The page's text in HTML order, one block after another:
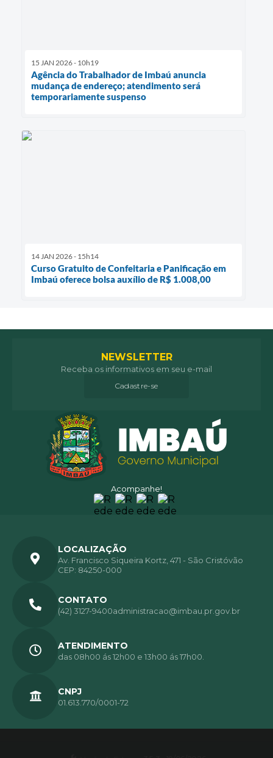
15 JAN 2026 - 10h19
Agência do Trabalhador de Imbaú anuncia
mudança de endereço; atendimento será
temporariamente suspenso
14 JAN 2026 - 15h14
Curso Gratuito de Confeitaria e Panificação em
Imbaú oferece bolsa auxílio de R$ 1.008,00
Acompanhe!
NEWSLETTER
Receba os informativos em seu e-mail
Cadastre-se
LOCALIZAÇÃO
Av. Francisco Siqueira Kortz, 471 - São Cristóvão
CEP: 84250-000
CONTATO
(42) 3127-9400administracao@imbau.pr.gov.br
ATENDIMENTO
das 08h00 ás 12h00 e 13h00 ás 17h00.
CNPJ
01.613.770/0001-72